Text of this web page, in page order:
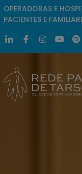
OPERADORAS E
PACIENTES E